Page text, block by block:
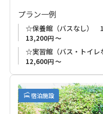
プラン一例
☆保養館（バスなし）
13,200円 ～
☆実習館（バス・トイレ
12,600円 ～
宿泊施設